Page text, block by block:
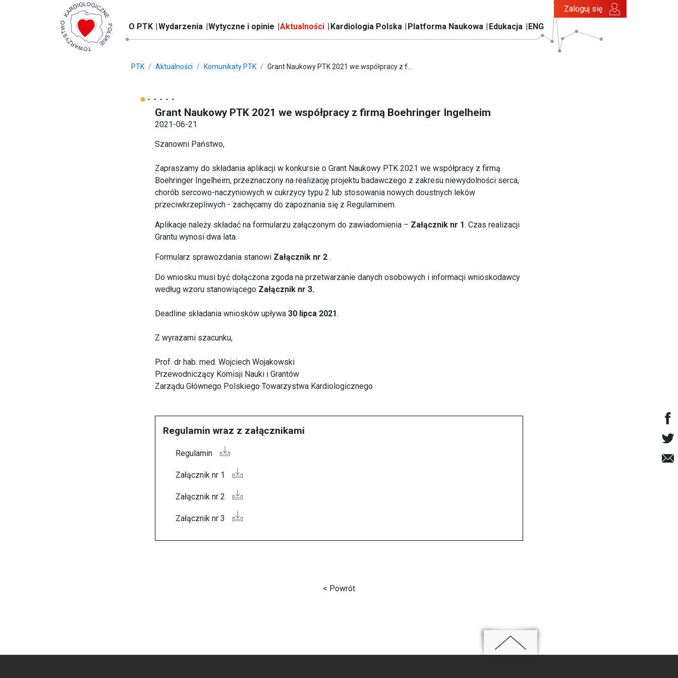
O PTK Wydarzenia Wytyczne i opinie Aktualności Kardiologia Polska Platforma Naukowa Edukacja ENG
Zaloguj się
PTK Aktualności Komunikaty PTK Grant Naukowy PTK 2021 we współpracy z f...
Grant Naukowy PTK 2021 we współpracy z firmą Boehringer Ingelheim
2021-06-21
Szanowni Państwo,
Zapraszamy do składania aplikacji w konkursie o Grant Naukowy PTK 2021 we współpracy z firmą
Boehringer Ingelheim, przeznaczony na realizację projektu badawczego z zakresu niewydolności serca,
chorób sercowo-naczyniowych w cukrzycy typu 2 lub stosowania nowych doustnych leków
przeciwkrzepliwych - zachęcamy do zapoznania się z Regulaminem.
Aplikacje należy składać na formularzu załączonym do zawiadomienia – Załącznik nr 1. Czas realizacji
Grantu wynosi dwa lata.
Formularz sprawozdania stanowi Załącznik nr 2 .
Do wniosku musi być dołączona zgoda na przetwarzanie danych osobowych i informacji wnioskodawcy
według wzoru stanowiącego Załącznik nr 3.
Deadline składania wniosków upływa 30 lipca 2021.
Z wyrazami szacunku,
Prof. dr hab. med. Wojciech Wojakowski
Przewodniczący Komisji Nauki i Grantów
Zarządu Głównego Polskiego Towarzystwa Kardiologicznego
Regulamin wraz z załącznikami
Regulamin
Załącznik nr 1
Załącznik nr 2
Załącznik nr 3
< Powrót